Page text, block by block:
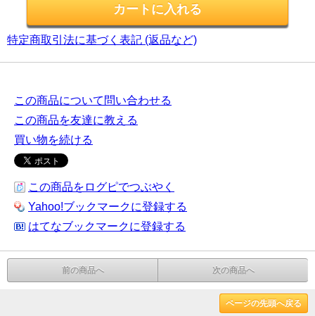
特定商取引法に基づく表記 (返品など)
この商品について問い合わせる
この商品を友達に教える
買い物を続ける
この商品をログピでつぶやく
Yahoo!ブックマークに登録する
はてなブックマークに登録する
前の商品へ 次の商品へ
ページの先頭へ戻る